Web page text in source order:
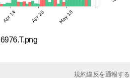
6976.T.png
規約違反を通報する